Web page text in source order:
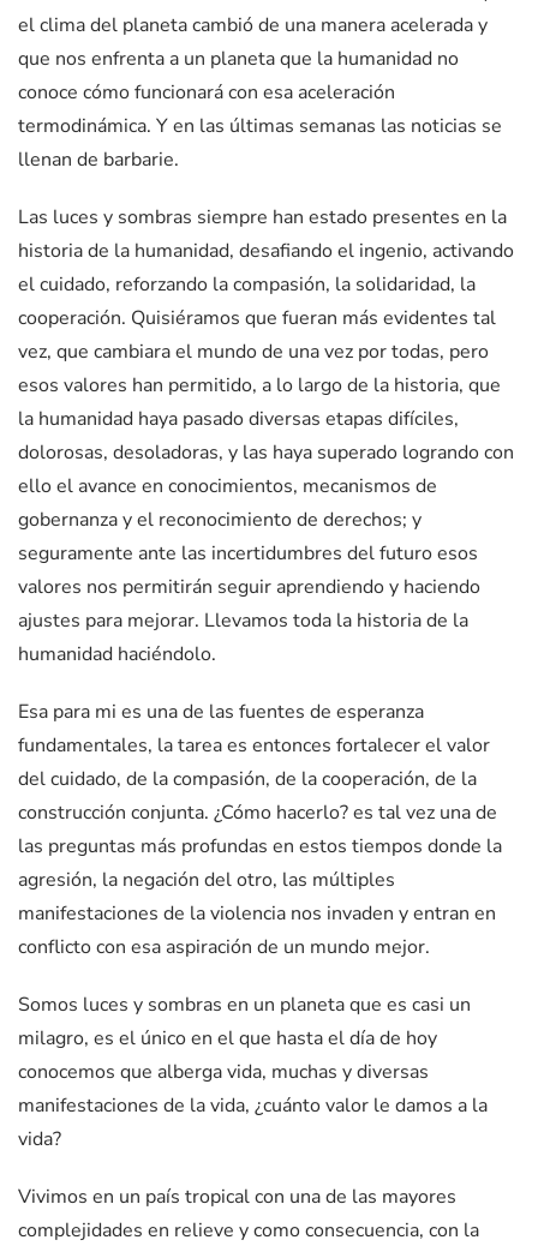
el clima del planeta cambió de una manera acelerada y
que nos enfrenta a un planeta que la humanidad no
conoce cómo funcionará con esa aceleración
termodinámica. Y en las últimas semanas las noticias se
llenan de barbarie.
Las luces y sombras siempre han estado presentes en la
historia de la humanidad, desafiando el ingenio, activando
el cuidado, reforzando la compasión, la solidaridad, la
cooperación. Quisiéramos que fueran más evidentes tal
vez, que cambiara el mundo de una vez por todas, pero
esos valores han permitido, a lo largo de la historia, que
la humanidad haya pasado diversas etapas difíciles,
dolorosas, desoladoras, y las haya superado logrando con
ello el avance en conocimientos, mecanismos de
gobernanza y el reconocimiento de derechos; y
seguramente ante las incertidumbres del futuro esos
valores nos permitirán seguir aprendiendo y haciendo
ajustes para mejorar. Llevamos toda la historia de la
humanidad haciéndolo.
Esa para mi es una de las fuentes de esperanza
fundamentales, la tarea es entonces fortalecer el valor
del cuidado, de la compasión, de la cooperación, de la
construcción conjunta. ¿Cómo hacerlo? es tal vez una de
las preguntas más profundas en estos tiempos donde la
agresión, la negación del otro, las múltiples
manifestaciones de la violencia nos invaden y entran en
conflicto con esa aspiración de un mundo mejor.
Somos luces y sombras en un planeta que es casi un
milagro, es el único en el que hasta el día de hoy
conocemos que alberga vida, muchas y diversas
manifestaciones de la vida, ¿cuánto valor le damos a la
vida?
Vivimos en un país tropical con una de las mayores
complejidades en relieve y como consecuencia, con la